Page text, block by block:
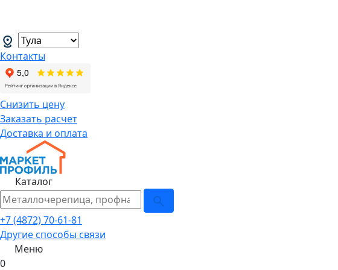
Контакты
Снизить цену
Заказать расчет
Доставка и оплата
Каталог
+7 (4872) 70-61-81
Другие способы связи
Меню
0